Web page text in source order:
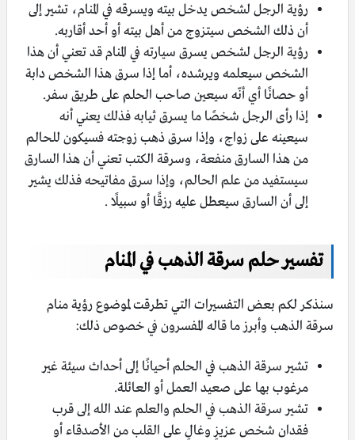
رؤية الرجل لشخص يدخل بيته ويسرقه في المنام، تشير إلى
أن ذلك الشخص سيتزوج من أهل بيته أو أحد أقاربه.
رؤية الرجل لشخص يسرق سيارته في المنام قد تعني أن هذا
الشخص سيعلمه ويرشده، أما إذا سرق هذا الشخص دابة
أو حصانًا أي أنّه سيعين صاحب الحلم على طريق سفر.
إذا رأى الرجل شخصًا ما يسرق ثيابه فذلك يعني أنه
سيعينه على زواج، وإذا سرق ذهب زوجته فسيكون للحالم
من هذا السارق منفعة، وسرقة الكتب تعني أن هذا السارق
سيستفيد من علم الحالم، وإذا سرق مفاتيحه فذلك يشير
إلى أن السارق سيعطل عليه رزقًا أو سبيلًا .
تفسير حلم سرقة الذهب في المنام
سنذكر لكم بعض التفسيرات التي تطرقت لموضوع رؤية منام
سرقة الذهب وأبرز ما قاله المفسرون في خصوص ذلك:
تشير سرقة الذهب في الحلم أحيانًا إلى أحداث سيئة غير
مرغوب بها على صعيد العمل أو العائلة.
تشير سرقة الذهب في الحلم والعلم عند الله إلى قرب
فقدان شخص عزيزٍ وغالٍ على القلب من الأصدقاء أو